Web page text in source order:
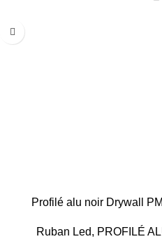
Profilé alu noir Drywall
Ruban Led, PROFILÉ